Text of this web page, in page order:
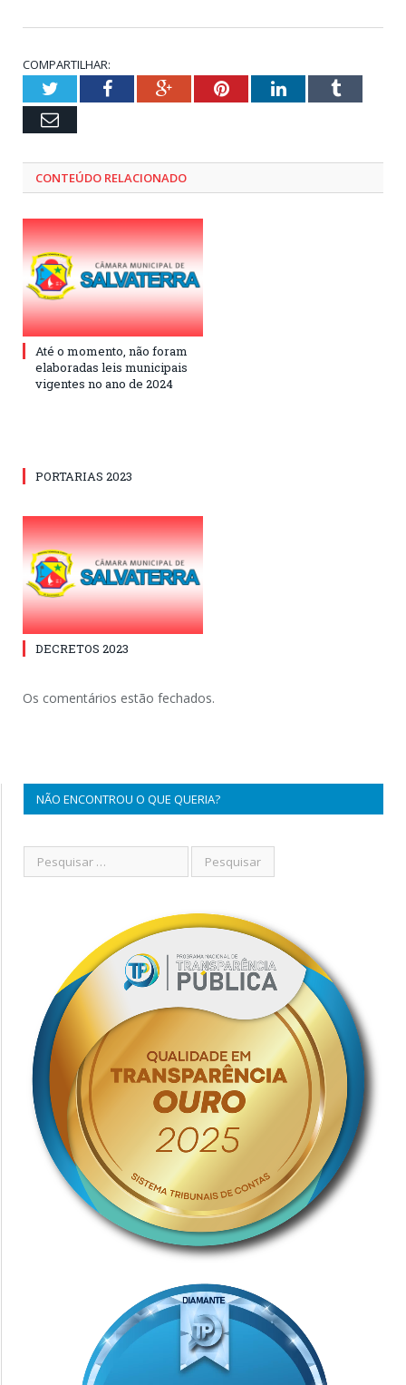
COMPARTILHAR:
TwitterFacebookGoogle+PinterestLinkedInTumblr
Email
CONTEÚDO RELACIONADO
Até o momento, não foram
elaboradas leis municipais
vigentes no ano de 2024
PORTARIAS 2023
DECRETOS 2023
Os comentários estão fechados.
NÃO ENCONTROU O QUE QUERIA?